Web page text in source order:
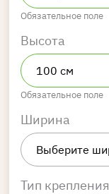
Обязательное поле
Высота
Обязательное поле
Ширина
Тип крепления